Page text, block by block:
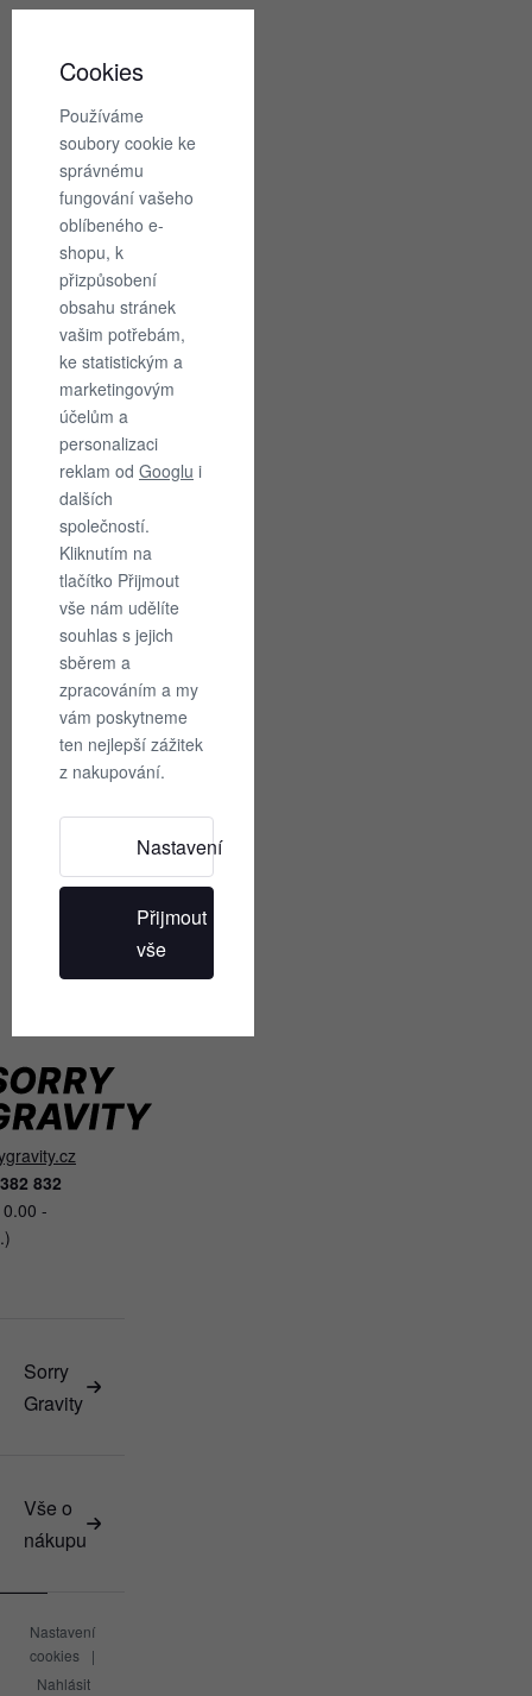
Recenze
Nahlásit
chybu
Mohlo
TOKO
Prací
prostředek
Wash
250ml
TOKO
Prací
prostředek
Toko
Eco
Functional
Base
Layer
250ml
359
Kč
Přihlásit se k novinkám
Poběžte s námi a získejte náskok
@sorrygravity
832
-
Sorry
Gravity
Vše o
nákupu
Nastavení
cookies
Nahlásit
Cookies
Používáme
soubory cookie ke
správnému
fungování vašeho
oblíbeného e-
shopu, k
přizpůsobení
obsahu stránek
vašim potřebám,
ke statistickým a
marketingovým
účelům a
personalizaci
reklam od Googlu i
dalších
společností.
Kliknutím na
tlačítko Přijmout
vše nám udělíte
souhlas s jejich
sběrem a
zpracováním a my
vám poskytneme
ten nejlepší zážitek
z nakupování.
Nastavení
Přijmout
vše